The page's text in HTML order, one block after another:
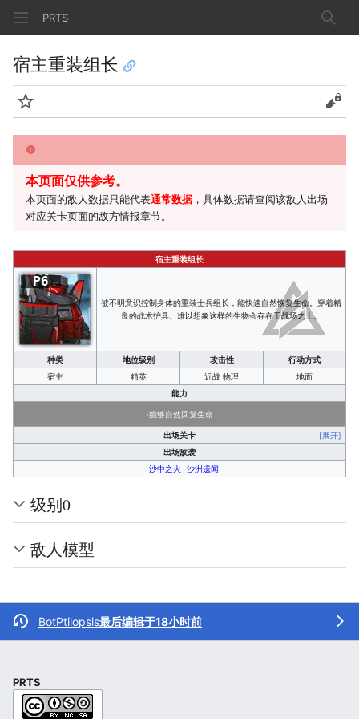
PRTS 搜索
宿主重装组长
监视 查看
本页面仅供参考。
本页面的敌人数据只能代表通常数据 ，具体数据请查阅该敌人出场
对应关卡页面的敌方情报章节。
宿主重装组长
P6
被不明意识控制身体的重装士兵组长，能快速自然恢复生命。穿着精
良的战术护具。难以想象这样的生物会存在于战场之上。
种类 地位级别 攻击性
行动方式
宿主
精英 近战 物理
地面
能力
·能够自然回复生命
出场关卡
[展开]
出场敌袭
沙中之火
沙洲遗闻
级别0
敌人模型
BotPtilopsis最后编辑于18小时前
PRTS